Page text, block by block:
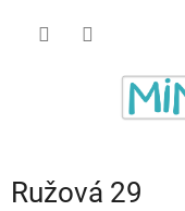
Ružová 29